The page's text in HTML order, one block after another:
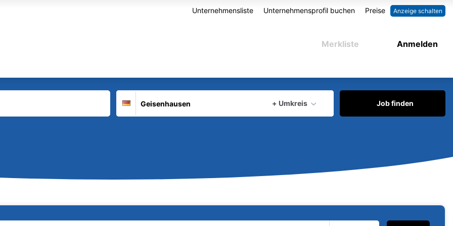
Anzeige schalten
Unternehmensliste Unternehmensprofil buchen Preise
Anmelden
Merkliste
Deutschland
+ Umkreis
aktuellen Ort verwenden
Job finden